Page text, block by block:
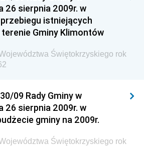
26 sierpnia 2009r. w
istniejących
Gminy Klimontów
Świętokrzyskiego rok
09 Rady Gminy w
26 sierpnia 2009r. w
gminy na 2009r.
Świętokrzyskiego rok